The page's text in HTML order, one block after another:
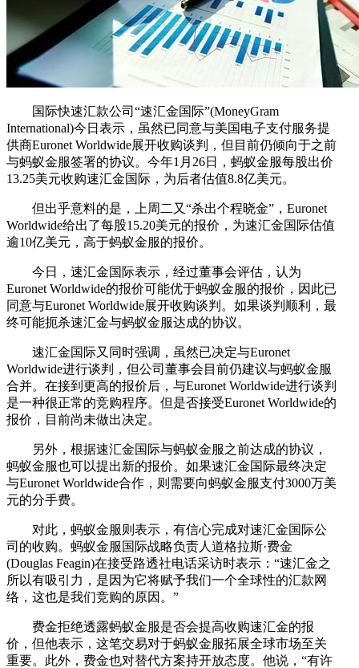
国际快速汇款公司“速汇金国际”(MoneyGram
International)今日表示，虽然已同意与美国电子支付服务提
供商Euronet Worldwide展开收购谈判，但目前仍倾向于之前
与蚂蚁金服签署的协议。今年1月26日，蚂蚁金服每股出价
13.25美元收购速汇金国际，为后者估值8.8亿美元。
但出乎意料的是，上周二又“杀出个程晓金”，Euronet
Worldwide给出了每股15.20美元的报价，为速汇金国际估值
逾10亿美元，高于蚂蚁金服的报价。
今日，速汇金国际表示，经过董事会评估，认为
Euronet Worldwide的报价可能优于蚂蚁金服的报价，因此已
同意与Euronet Worldwide展开收购谈判。如果谈判顺利，最
终可能扼杀速汇金与蚂蚁金服达成的协议。
速汇金国际又同时强调，虽然已决定与Euronet
Worldwide进行谈判，但公司董事会目前仍建议与蚂蚁金服
合并。在接到更高的报价后，与Euronet Worldwide进行谈判
是一种很正常的竞购程序。但是否接受Euronet Worldwide的
报价，目前尚未做出决定。
另外，根据速汇金国际与蚂蚁金服之前达成的协议，
蚂蚁金服也可以提出新的报价。如果速汇金国际最终决定
与Euronet Worldwide合作，则需要向蚂蚁金服支付3000万美
元的分手费。
对此，蚂蚁金服则表示，有信心完成对速汇金国际公
司的收购。蚂蚁金服国际战略负责人道格拉斯·费金
(Douglas Feagin)在接受路透社电话采访时表示：“速汇金之
所以有吸引力，是因为它将赋予我们一个全球性的汇款网
络，这也是我们竞购的原因。”
费金拒绝透露蚂蚁金服是否会提高收购速汇金的报
价，但他表示，这笔交易对于蚂蚁金服拓展全球市场至关
重要。此外，费金也对替代方案持开放态度。他说，“有许